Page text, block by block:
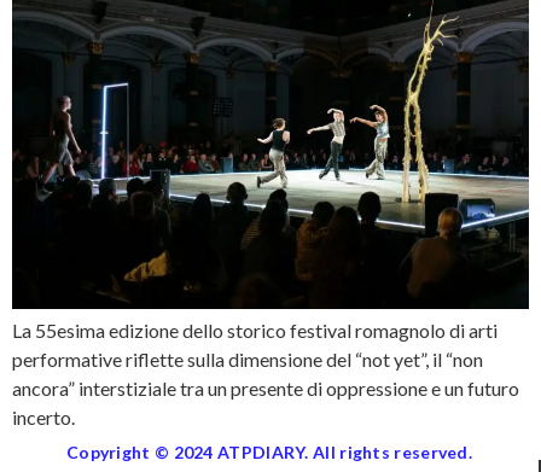
La 55esima edizione dello storico festival romagnolo di arti
performative riflette sulla dimensione del “not yet”, il “non
ancora” interstiziale tra un presente di oppressione e un futuro
incerto.
Copyright © 2024 ATPDIARY. All rights reserved.